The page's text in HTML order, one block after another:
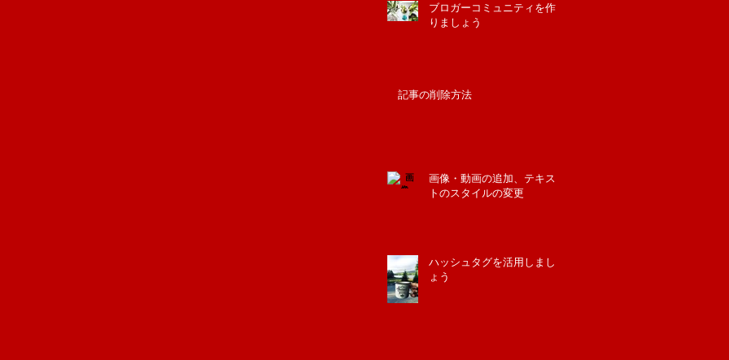
ブロガーコミュニティを作
りましょう
記事の削除方法
画像・動画の追加、テキス
トのスタイルの変更
ハッシュタグを活用しまし
ょう